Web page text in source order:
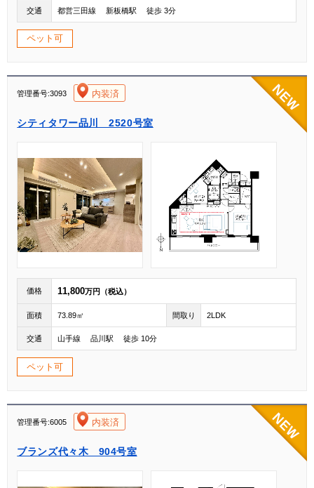
交通 都営三田線 新板橋駅 徒歩 3分
ペット可
管理番号:3093 内装済
シティタワー品川 2520号室
価格 11,800万円（税込）
面積 73.89㎡ 間取り 2LDK
交通 山手線 品川駅 徒歩 10分
ペット可
[004]
管理番号:6005 内装済
ブランズ代々木 904号室
[004]